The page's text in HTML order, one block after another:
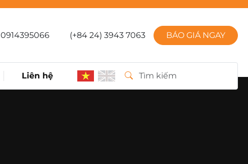
0914395066 (+84 24) 3943 7063 BÁO GIÁ NGAY
Liên hệ